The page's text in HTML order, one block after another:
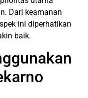
Dari keamanan
ini diperhatikan
baik.